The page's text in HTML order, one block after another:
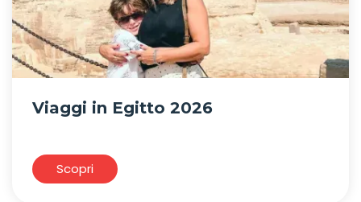
Viaggi in Egitto 2026
Scopri